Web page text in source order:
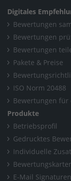
Home
Elektro,
Systemelektronik
/ Thorsten Metz
Home / Sanitär,
Thorsten Metz
Home / Baden-
Thorsten Metz
Digitales
Bewertungen
Bewertungen
Bewertungen
Pakete & Preise
ISO Norm 20488
Bewertungen für
Produkte
Betriebsprofil
Gedrucktes
Individuelle
E-Mail Signaturen